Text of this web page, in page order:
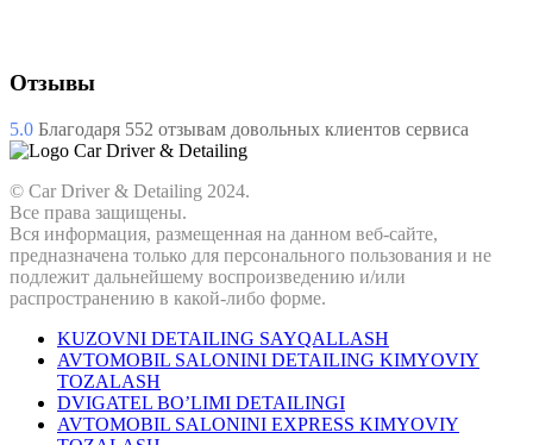
Отзывы
5.0 Благодаря 552 отзывам довольных клиентов сервиса
© Car Driver & Detailing 2024.
Все права защищены.
Вся информация, размещенная на данном веб-сайте,
предназначена только для персонального пользования и не
подлежит дальнейшему воспроизведению и/или
распространению в какой-либо форме.
KUZOVNI DETAILING SAYQALLASH
AVTOMOBIL SALONINI DETAILING KIMYOVIY
TOZALASH
DVIGATEL BO’LIMI DETAILINGI
AVTOMOBIL SALONINI EXPRESS KIMYOVIY